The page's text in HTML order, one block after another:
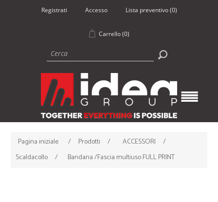
Registrati Accesso Lista preventivo (0)
Carrello (0)
Pagina iniziale / Prodotti / ACCESSORI
/
Scaldacollo
/ Bandana /Fascia multiuso FULL PRINT